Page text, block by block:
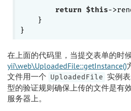
return $this-
    }
在上面的代码里，当提交表单的时候
yii\web\UploadedFile::getInstance()
文件用一个 UploadedFile 实例
型的验证规则确保上传的文件是有
服务器上。